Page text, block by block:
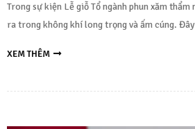
Trong sự kiện Lễ giỗ Tổ ngành phun xăm
ra trong không khí long trọng và ấm cúng. Đây
XEM THÊM